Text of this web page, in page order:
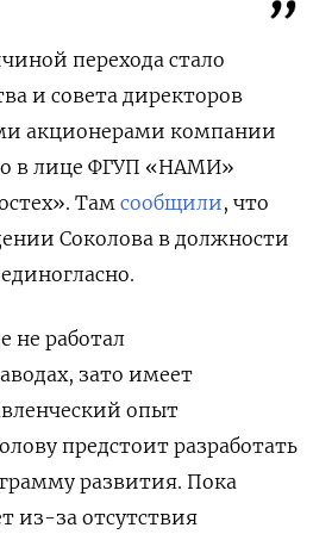
перехода стало
и совета директоров
акционерами компании
в лице ФГУП «НАМИ»
Там сообщили, что
Соколова в должности
не работал
зато имеет
опыт
предстоит разработать
развития. Пока
из-за отсутствия